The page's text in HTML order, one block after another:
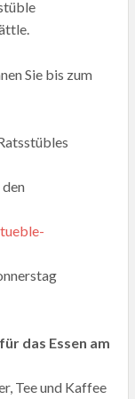
Sie bis zum
das Essen am
Tee und Kaffee